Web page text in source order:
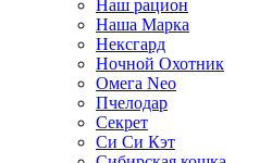
Наш рацион
Наша Марка
Нексгард
Ночной Охотник
Омега Neo
Пчелодар
Секрет
Си Си Кэт